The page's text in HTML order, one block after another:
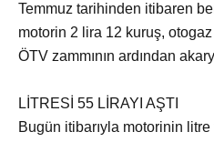
Temmuz tarihinden itibaren
motorin 2 lira 12 kuruş,
ÖTV zammının ardından
LİTRESİ 55 LİRAYI AŞTI
Bugün itibarıyla motorinin litre